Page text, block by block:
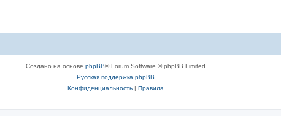
Создано на основе phpBB® Forum Software © phpBB Limited
Русская поддержка phpBB
Конфиденциальность| Правила